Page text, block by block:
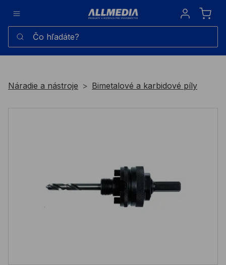
Sign in
Čo hľadáte?
Náradie a nástroje Bimetalové a karbidové píly